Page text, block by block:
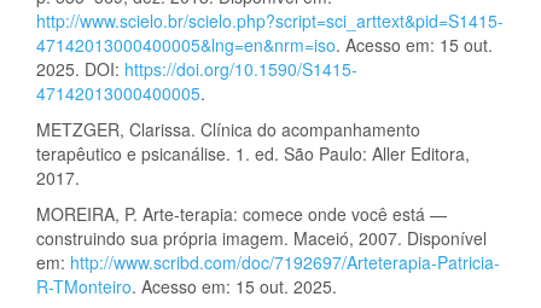
http://www.scielo.br/scielo.php?script=sci_arttext&pid=S1415-
47142013000400005&lng=en&nrm=iso. Acesso em: 15 out.
2025. DOI: https://doi.org/10.1590/S1415-
47142013000400005.
METZGER, Clarissa. Clínica do acompanhamento
terapêutico e psicanálise. 1. ed. São Paulo: Aller Editora,
2017.
MOREIRA, P. Arte-terapia: comece onde você está —
construindo sua própria imagem. Maceió, 2007. Disponível
em: http://www.scribd.com/doc/7192697/Arteterapia-Patricia-
R-TMonteiro. Acesso em: 15 out. 2025.